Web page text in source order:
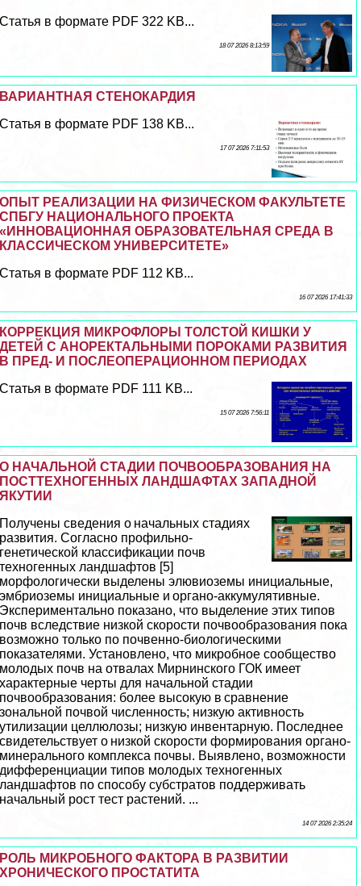
Статья в формате PDF 322 KB...
18 07 2026 8:13:59
ВАРИАНТНАЯ СТЕНОКАРДИЯ
Статья в формате PDF 138 KB...
17 07 2026 7:11:53
ОПЫТ РЕАЛИЗАЦИИ НА ФИЗИЧЕСКОМ ФАКУЛЬТЕТЕ
СПБГУ НАЦИОНАЛЬНОГО ПРОЕКТА
«ИННОВАЦИОННАЯ ОБРАЗОВАТЕЛЬНАЯ СРЕДА В
КЛАССИЧЕСКОМ УНИВЕРСИТЕТЕ»
Статья в формате PDF 112 KB...
16 07 2026 17:41:33
КОРРЕКЦИЯ МИКРОФЛОРЫ ТОЛСТОЙ КИШКИ У
ДЕТЕЙ С АНОРЕКТАЛЬНЫМИ ПОРОКАМИ РАЗВИТИЯ
В ПРЕД- И ПОСЛЕОПЕРАЦИОННОМ ПЕРИОДАХ
Статья в формате PDF 111 KB...
15 07 2026 7:56:11
О НАЧАЛЬНОЙ СТАДИИ ПОЧВООБРАЗОВАНИЯ НА
ПОСТТЕХНОГЕННЫХ ЛАНДШАФТАХ ЗАПАДНОЙ
ЯКУТИИ
Получены сведения о начальных стадиях
развития. Согласно профильно-
генетической классификации почв
техногенных ландшафтов [5]
морфологически выделены элювиоземы инициальные,
эмбриоземы инициальные и органо-аккумулятивные.
Экспериментально показано, что выделение этих типов
почв вследствие низкой скорости почвообразования пока
возможно только по почвенно-биологическими
показателями. Установлено, что микробное сообщество
молодых почв на отвалах Мирнинского ГОК имеет
хаpaктерные черты для начальной стадии
почвообразования: более высокую в сравнение
зональной почвой численность; низкую активность
утилизации целлюлозы; низкую инвентарную. Последнее
свидетельствует о низкой скорости формирования органо-
минерального комплекса почвы. Выявлено, возможности
дифференциации типов молодых техногенных
ландшафтов по способу субстратов поддерживать
начальный рост тест растений. ...
14 07 2026 2:35:24
РОЛЬ МИКРОБНОГО ФАКТОРА В РАЗВИТИИ
ХРОНИЧЕСКОГО ПРОСТАТИТА